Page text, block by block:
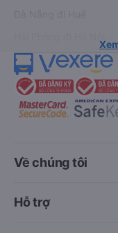
Về chúng tôi
Hỗ trợ